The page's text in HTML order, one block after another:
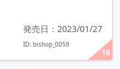
16
発売日：2023/01/27
ID: bishop_0059